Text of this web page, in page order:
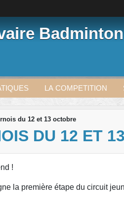
Badminton
LA COMPETITION
du 12 et 13 octobre
DU 12 ET
!
la première étape du circuit